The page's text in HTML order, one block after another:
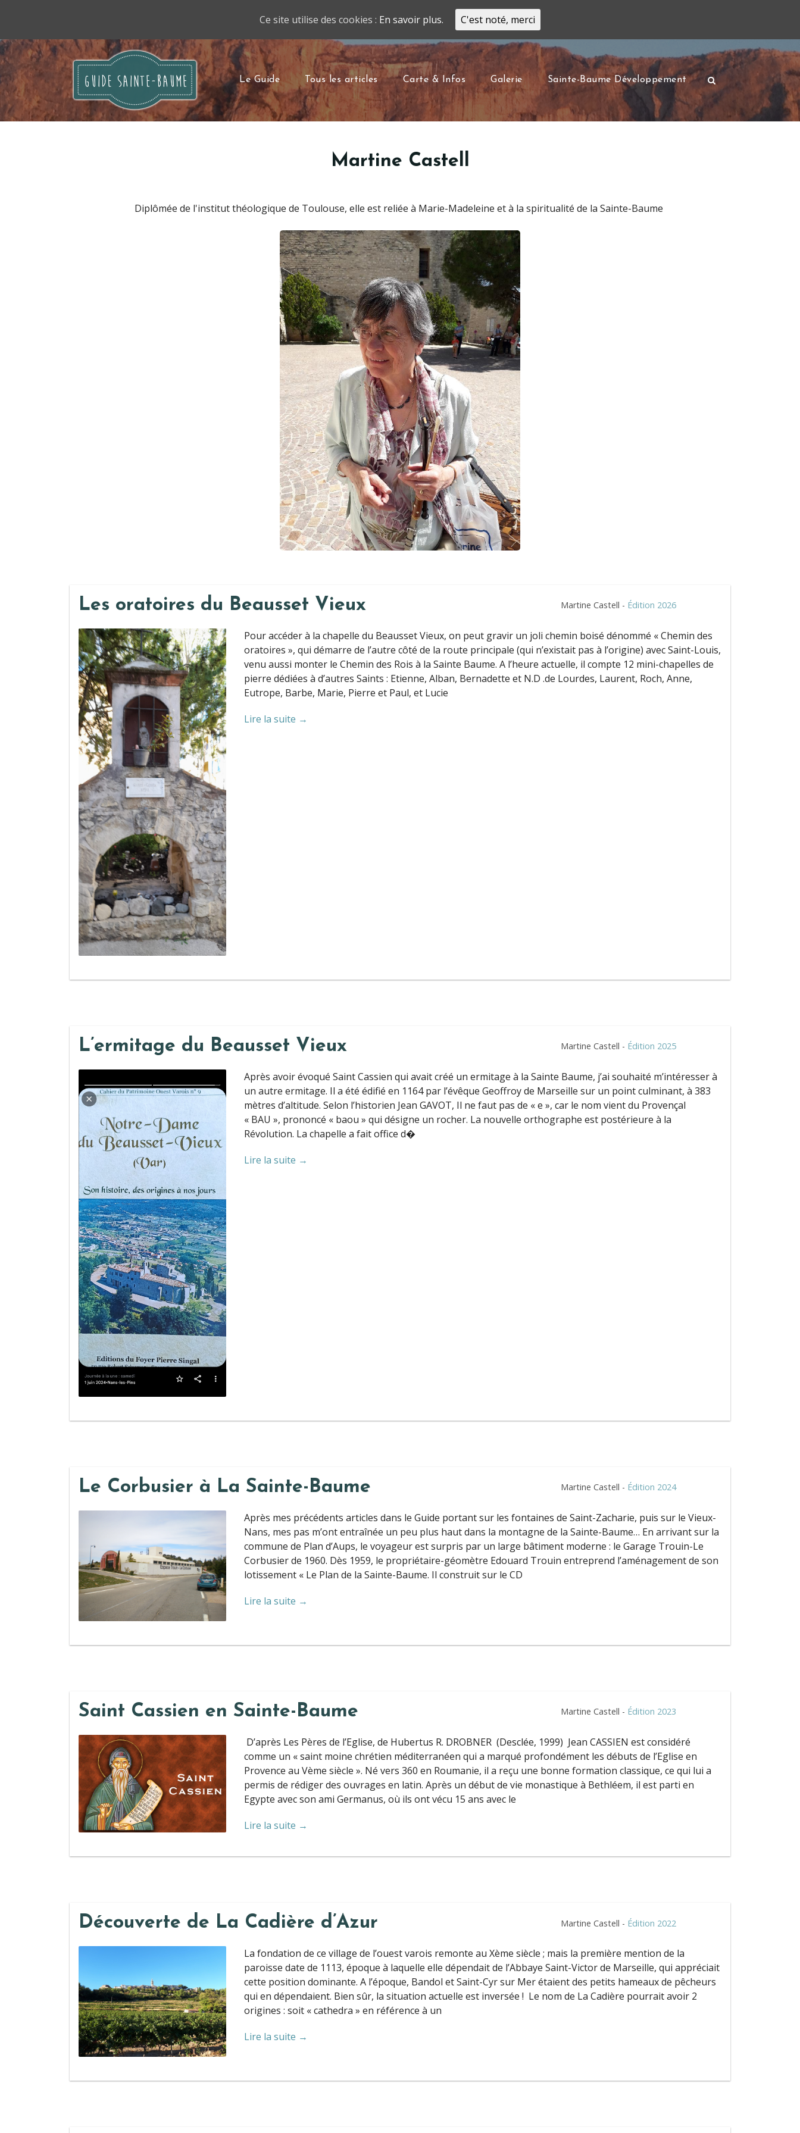
Le Guide Tous les articles Carte & Infos Galerie Sainte-Baume Développement
Martine Castell
Diplômée de l'institut théologique de Toulouse, elle est reliée à Marie-Madeleine et à la spiritualité de la Sainte-Baume
Les oratoires du Beausset Vieux Martine Castell - Édition 2026
Pour accéder à la chapelle du Beausset Vieux, on peut gravir un joli chemin boisé dénommé « Chemin des
oratoires », qui démarre de l’autre côté de la route principale (qui n’existait pas à l’origine) avec Saint-Louis,
venu aussi monter le Chemin des Rois à la Sainte Baume. A l’heure actuelle, il compte 12 mini-chapelles de
pierre dédiées à d’autres Saints : Etienne, Alban, Bernadette et N.D .de Lourdes, Laurent, Roch, Anne,
Eutrope, Barbe, Marie, Pierre et Paul, et Lucie
Lire la suite →
L’ermitage du Beausset Vieux Martine Castell - Édition 2025
Après avoir évoqué Saint Cassien qui avait créé un ermitage à la Sainte Baume, j’ai souhaité m’intéresser à
un autre ermitage. Il a été édifié en 1164 par l’évêque Geoffroy de Marseille sur un point culminant, à 383
mètres d’altitude. Selon l’historien Jean GAVOT, Il ne faut pas de « e », car le nom vient du Provençal
« BAU », prononcé « baou » qui désigne un rocher. La nouvelle orthographe est postérieure à la
Révolution. La chapelle a fait office d�
Lire la suite →
Le Corbusier à La Sainte-Baume Martine Castell - Édition 2024
Après mes précédents articles dans le Guide portant sur les fontaines de Saint-Zacharie, puis sur le Vieux-
Nans, mes pas m’ont entraînée un peu plus haut dans la montagne de la Sainte-Baume… En arrivant sur la
commune de Plan d’Aups, le voyageur est surpris par un large bâtiment moderne : le Garage Trouin-Le
Corbusier de 1960. Dès 1959, le propriétaire-géomètre Edouard Trouin entreprend l’aménagement de son
lotissement « Le Plan de la Sainte-Baume. Il construit sur le CD
Lire la suite →
Saint Cassien en Sainte-Baume Martine Castell - Édition 2023
D’après Les Pères de l’Eglise, de Hubertus R. DROBNER (Desclée, 1999) Jean CASSIEN est considéré
comme un « saint moine chrétien méditerranéen qui a marqué profondément les débuts de l’Eglise en
Provence au Vème siècle ». Né vers 360 en Roumanie, il a reçu une bonne formation classique, ce qui lui a
permis de rédiger des ouvrages en latin. Après un début de vie monastique à Bethléem, il est parti en
Egypte avec son ami Germanus, où ils ont vécu 15 ans avec le
Lire la suite →
Découverte de La Cadière d’Azur Martine Castell - Édition 2022
La fondation de ce village de l’ouest varois remonte au Xème siècle ; mais la première mention de la
paroisse date de 1113, époque à laquelle elle dépendait de l’Abbaye Saint-Victor de Marseille, qui appréciait
cette position dominante. A l’époque, Bandol et Saint-Cyr sur Mer étaient des petits hameaux de pêcheurs
qui en dépendaient. Bien sûr, la situation actuelle est inversée ! Le nom de La Cadière pourrait avoir 2
origines : soit « cathedra » en référence à un
Lire la suite →
Ce site utilise des cookies : En savoir plus. C'est noté, merci